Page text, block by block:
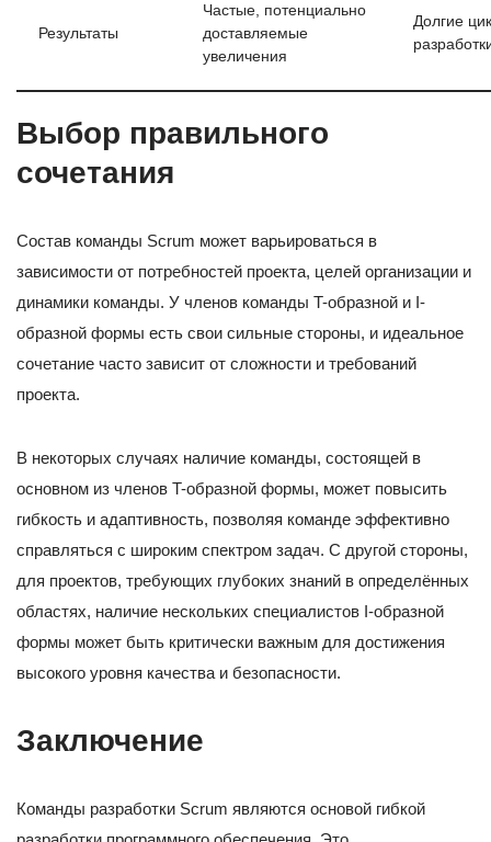
Результаты
Частые, потенциально
доставляемые
увеличения
Долгие
Выбор правильного
сочетания
Состав команды Scrum может варьироваться в
зависимости от потребностей проекта, целей организации и
динамики команды. У членов команды T-образной и I-
образной формы есть свои сильные стороны, и идеальное
сочетание часто зависит от сложности и требований
проекта.
В некоторых случаях наличие команды, состоящей в
основном из членов T-образной формы, может повысить
гибкость и адаптивность, позволяя команде эффективно
справляться с широким спектром задач. С другой стороны,
для проектов, требующих глубоких знаний в определённых
областях, наличие нескольких специалистов I-образной
формы может быть критически важным для достижения
высокого уровня качества и безопасности.
Заключение
Команды разработки Scrum являются основой гибкой